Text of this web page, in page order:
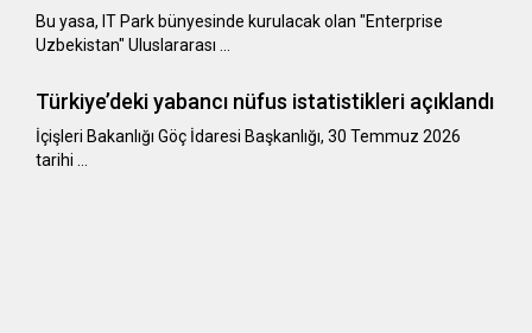
Bu yasa, IT Park bünyesinde kurulacak olan "Enterprise
Uzbekistan" Uluslararası …
Türkiye’deki yabancı nüfus istatistikleri açıklandı
​​​​​​​İçişleri Bakanlığı Göç İdaresi Başkanlığı, 30 Temmuz 2026
tarihi …